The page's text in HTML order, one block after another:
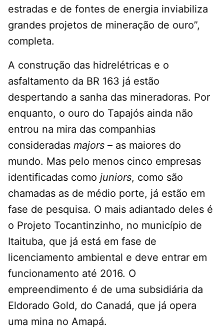
estradas e de fontes de energia inviabiliza
grandes projetos de mineração de ouro”,
completa.
A construção das hidrelétricas e o
asfaltamento da BR 163 já estão
despertando a sanha das mineradoras. Por
enquanto, o ouro do Tapajós ainda não
entrou na mira das companhias
consideradas majors – as maiores do
mundo. Mas pelo menos cinco empresas
identificadas como juniors, como são
chamadas as de médio porte, já estão em
fase de pesquisa. O mais adiantado deles é
o Projeto Tocantinzinho, no município de
Itaituba, que já está em fase de
licenciamento ambiental e deve entrar em
funcionamento até 2016. O
empreendimento é de uma subsidiária da
Eldorado Gold, do Canadá, que já opera
uma mina no Amapá.